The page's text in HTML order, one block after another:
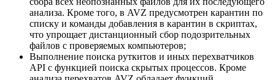
анализа. Кроме того, в AVZ предусмотрен карантин по
списку и команды добавления в карантин в скриптах,
что упрощает дистанционный сбор подозрительных
файлов с проверяемых компьютеров;
Выполнение поиска руткитов и иных перехватчиков
API с функцией поиска скрытых процессов. Кроме